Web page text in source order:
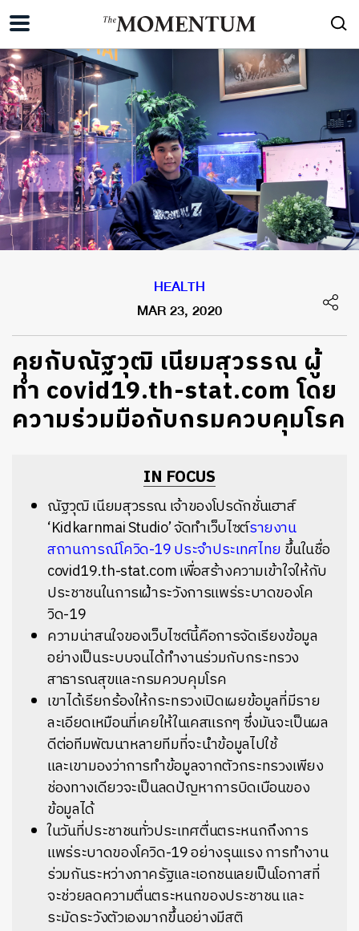
HEALTH
MAR 23, 2020
คุยกับณัฐวุฒิ เนียมสุวรรณ ผู้
ทำ covid19.th-stat.com โดย
ความร่วมมือกับกรมควบคุมโรค
IN FOCUS
ณัฐวุฒิ เนียมสุวรรณ เจ้าของโปรดักชั่นเฮาส์
‘Kidkarnmai Studio’ จัดทำเว็บไซต์รายงาน
สถานการณ์โควิด-19 ประจำประเทศไทย ขึ้นในชื่อ
covid19.th-stat.com เพื่อสร้างความเข้าใจให้กับ
ประชาชนในการเฝ้าระวังการแพร่ระบาดของโค
วิด-19
ความน่าสนใจของเว็บไซต์นี้คือการจัดเรียงข้อมูล
อย่างเป็นระบบจนได้ทำงานร่วมกับกระทรวง
สาธารณสุขและกรมควบคุมโรค
เขาได้เรียกร้องให้กระทรวงเปิดเผยข้อมูลที่มีราย
ละเอียดเหมือนที่เคยให้ในเคสแรกๆ ซึ่งมันจะเป็นผล
ดีต่อทีมพัฒนาหลายทีมที่จะนำข้อมูลไปใช้
และเขามองว่าการทำข้อมูลจากตัวกระทรวงเพียง
ช่องทางเดียวจะเป็นลดปัญหาการบิดเบือนของ
ข้อมูลได้
ในวันที่ประชาชนทั่วประเทศตื่นตระหนกถึงการ
แพร่ระบาดของโควิด-19 อย่างรุนแรง การทำงาน
ร่วมกันระหว่างภาครัฐและเอกชนเลยเป็นโอกาสที่
จะช่วยลดความตื่นตระหนกของประชาชน และ
ระมัดระวังตัวเองมากขึ้นอย่างมีสติ